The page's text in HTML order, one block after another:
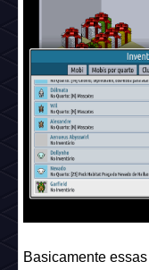
Basicamente